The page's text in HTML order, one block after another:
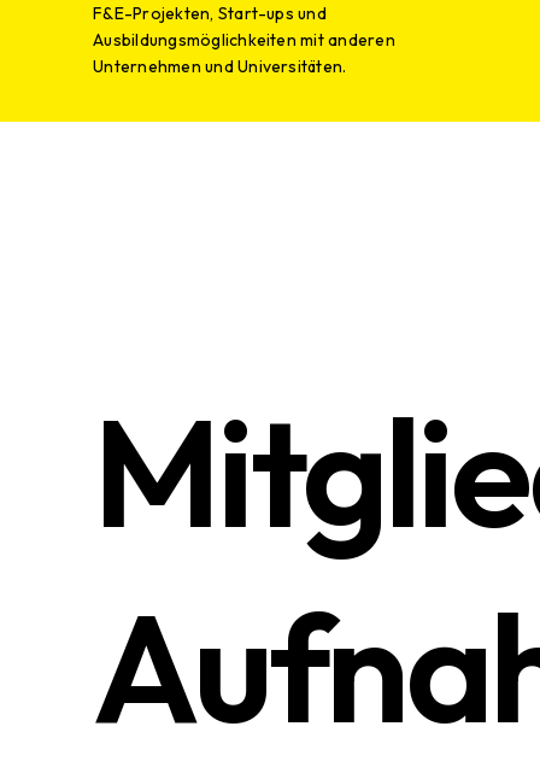
F&E-Projekten, Start-ups und
Ausbildungsmöglichkeiten mit anderen
Unternehmen und Universitäten.